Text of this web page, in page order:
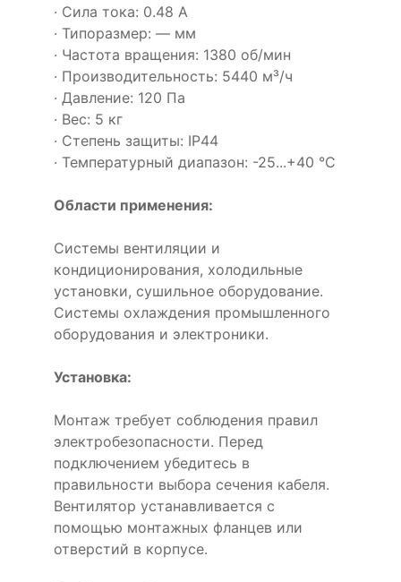
· Сила тока: 0.48 А
· Типоразмер: — мм
· Частота вращения: 1380 об/мин
· Производительность: 5440 м³/ч
· Давление: 120 Па
· Вес: 5 кг
· Степень защиты: IP44
· Температурный диапазон: -25...+40 °C
Области применения:
Системы вентиляции и
кондиционирования, холодильные
установки, сушильное оборудование.
Системы охлаждения промышленного
оборудования и электроники.
Установка:
Монтаж требует соблюдения правил
электробезопасности. Перед
подключением убедитесь в
правильности выбора сечения кабеля.
Вентилятор устанавливается с
помощью монтажных фланцев или
отверстий в корпусе.